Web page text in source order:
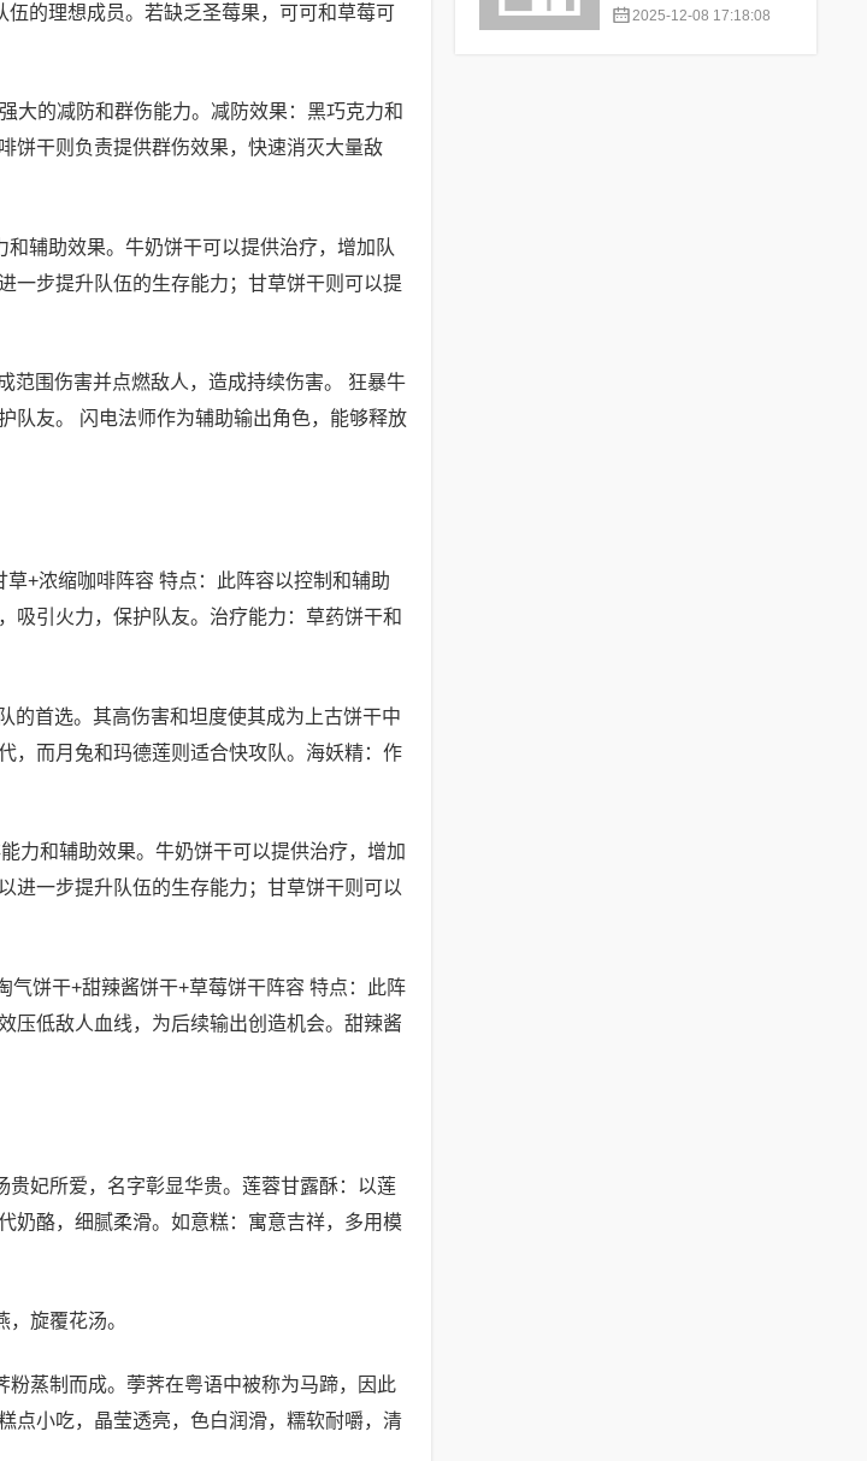
伍的理想成员。若缺乏圣莓果，可可和草莓可
大的减防和群伤能力。减防效果：黑巧克力和
饼干则负责提供群伤效果，快速消灭大量敌
辅助效果。牛奶饼干可以提供治疗，增加队
一步提升队伍的生存能力；甘草饼干则可以提
范围伤害并点燃敌人，造成持续伤害。 狂暴牛
队友。 闪电法师作为辅助输出角色，能够释放
+浓缩咖啡阵容 特点：此阵容以控制和辅助
吸引火力，保护队友。治疗能力：草药饼干和
的首选。其高伤害和坦度使其成为上古饼干中
，而月兔和玛德莲则适合快攻队。海妖精：作
力和辅助效果。牛奶饼干可以提供治疗，增加
进一步提升队伍的生存能力；甘草饼干则可以
饼干+甜辣酱饼干+草莓饼干阵容 特点：此阵
压低敌人血线，为后续输出创造机会。甜辣酱
妃所爱，名字彰显华贵。莲蓉甘露酥：以莲
奶酪，细腻柔滑。如意糕：寓意吉祥，多用模
旋覆花汤。
蒸制而成。荸荠在粤语中被称为马蹄，因此
点小吃，晶莹透亮，色白润滑，糯软耐嚼，清
吗 2025-12-08 17:18:08